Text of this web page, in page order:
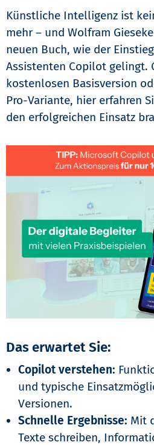
Künstliche Intelligenz ist
mehr – und Wolfram
neuen Buch, wie der
Assistenten Copilot gelingt.
kostenlosen Basisversion
Pro-Variante, hier erfahren
den erfolgreichen Einsatz
Das erwartet Sie:
Copilot verstehen:
und typische
Versionen.
Schnelle Ergebnisse: Mit
Texte schreiben,